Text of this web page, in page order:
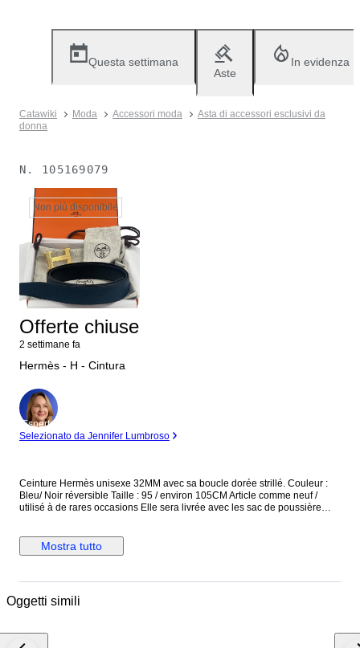
Questa settimana
Aste
In evidenza
Catawiki Moda Accessori moda
Asta di accessori esclusivi da
donna
N. 105169079
Non più disponibile
Offerte chiuse
2 settimane fa
Hermès - H - Cintura
Esperto
Selezionato da Jennifer Lumbroso
Ceinture Hermès unisexe 32MM avec sa boucle dorée strillé. Couleur :
Bleu/ Noir réversible Taille : 95 / environ 105CM Article comme neuf /
utilisé à de rares occasions Elle sera livrée avec les sac de poussière
Mostra tutto
Oggetti simili